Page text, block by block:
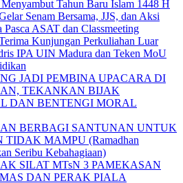
Tahun Baru Islam 1448 H
Senam Bersama, JJS, dan Aksi
ASAT dan Classmeeting
Kunjungan Perkuliahan Luar
IPA UIN Madura dan Teken MoU
JADI PEMBINA UPACARA DI
TEKANKAN BIJAK
DAN BENTENGI MORAL
BERBAGI SANTUNAN UNTUK
TIDAK MAMPU (Ramadhan
Seribu Kebahagiaan)
SILAT MTsN 3 PAMEKASAN
DAN PERAK PIALA